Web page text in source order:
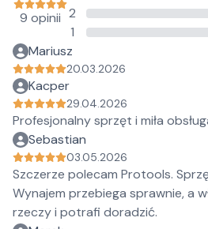
9 opinii 2
1
Mariusz
20.03.2026
Kacper
29.04.2026
Profesjonalny sprzęt i miła
Sebastian
03.05.2026
Szczerze polecam Protools.
Wynajem przebiega sprawnie, a
rzeczy i potrafi doradzić.